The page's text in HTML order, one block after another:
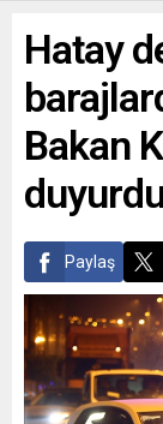
Hatay
Bakan
Paylaş